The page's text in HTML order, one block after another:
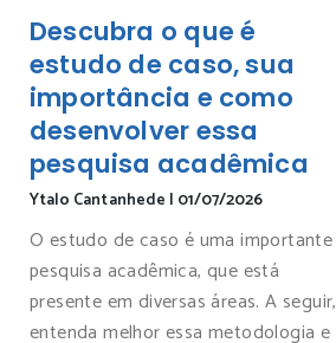
Descubra o que é
estudo de caso, sua
importância e como
desenvolver essa
pesquisa acadêmica
Ytalo Cantanhede | 01/07/2026
O estudo de caso é uma importante
pesquisa acadêmica, que está
presente em diversas áreas. A seguir,
entenda melhor essa metodologia e